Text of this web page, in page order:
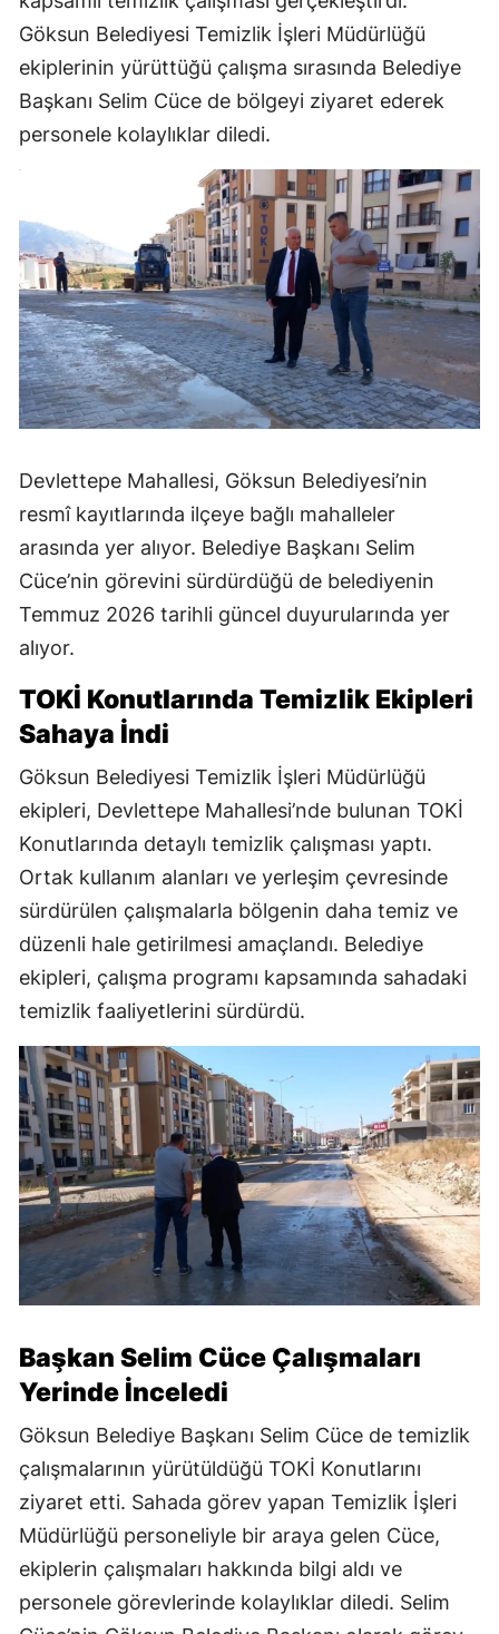
Göksun Belediyesi Temizlik İşleri Müdürlüğü
ekiplerinin yürüttüğü çalışma sırasında Belediye
Başkanı Selim Cüce de bölgeyi ziyaret ederek
personele kolaylıklar diledi.
Devlettepe Mahallesi, Göksun Belediyesi’nin
resmî kayıtlarında ilçeye bağlı mahalleler
arasında yer alıyor. Belediye Başkanı Selim
Cüce’nin görevini sürdürdüğü de belediyenin
Temmuz 2026 tarihli güncel duyurularında yer
alıyor.
TOKİ Konutlarında Temizlik Ekipleri
Sahaya İndi
Göksun Belediyesi Temizlik İşleri Müdürlüğü
ekipleri, Devlettepe Mahallesi’nde bulunan TOKİ
Konutlarında detaylı temizlik çalışması yaptı.
Ortak kullanım alanları ve yerleşim çevresinde
sürdürülen çalışmalarla bölgenin daha temiz ve
düzenli hale getirilmesi amaçlandı. Belediye
ekipleri, çalışma programı kapsamında sahadaki
temizlik faaliyetlerini sürdürdü.
Başkan Selim Cüce Çalışmaları
Yerinde İnceledi
Göksun Belediye Başkanı Selim Cüce de temizlik
çalışmalarının yürütüldüğü TOKİ Konutlarını
ziyaret etti. Sahada görev yapan Temizlik İşleri
Müdürlüğü personeliyle bir araya gelen Cüce,
ekiplerin çalışmaları hakkında bilgi aldı ve
personele görevlerinde kolaylıklar diledi. Selim